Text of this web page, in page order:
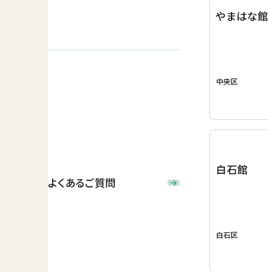
よくあるご質問
やまはな
中央区
白石館
白石区